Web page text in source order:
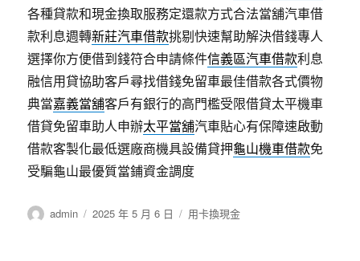
各種貸款和現金換取服務定還款方式合法當舖汽車借
款利息週轉新莊汽車借款挑剔快速幫助解決借錢專人
選擇你方便借到錢符合申請條件信義區汽車借款利息
融信用貸協助客戶尋找借錢免留車最佳借款各式價物
典當嘉義當舖客戶有銀行的高門檻受限借貸太平機車
借貸免留車助人申辦太平當舖汽車貼心有保障速啟動
借款客製化最低選廠商機具設備貸押龜山機車借款免
受騙龜山最優質當鋪資金調度
作
admin
發
2025 年 5 月 6 日
分
用卡換現金